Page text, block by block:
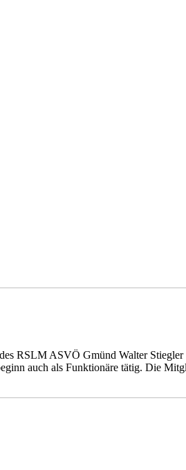
RSLM ASVÖ Gmünd Walter
auch als Funktionäre tätig. Die